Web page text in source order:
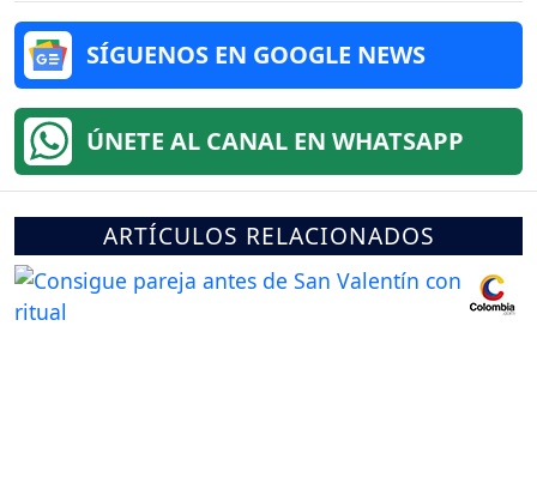
SÍGUENOS EN GOOGLE NEWS
ÚNETE AL CANAL EN WHATSAPP
ARTÍCULOS RELACIONADOS